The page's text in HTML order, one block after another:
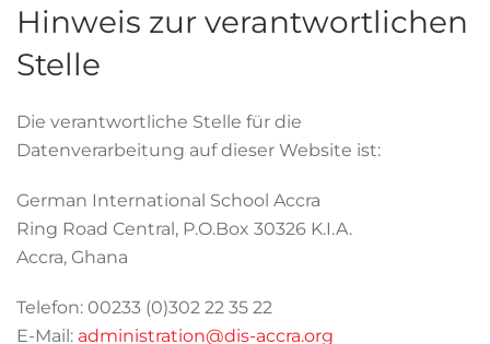
Hinweis zur verantwortlichen
Stelle
Die verantwortliche Stelle für die
Datenverarbeitung auf dieser Website ist:
German International School Accra
Ring Road Central, P.O.Box 30326 K.I.A.
Accra, Ghana
Telefon: 00233 (0)302 22 35 22
E-Mail: administration@dis-accra.org